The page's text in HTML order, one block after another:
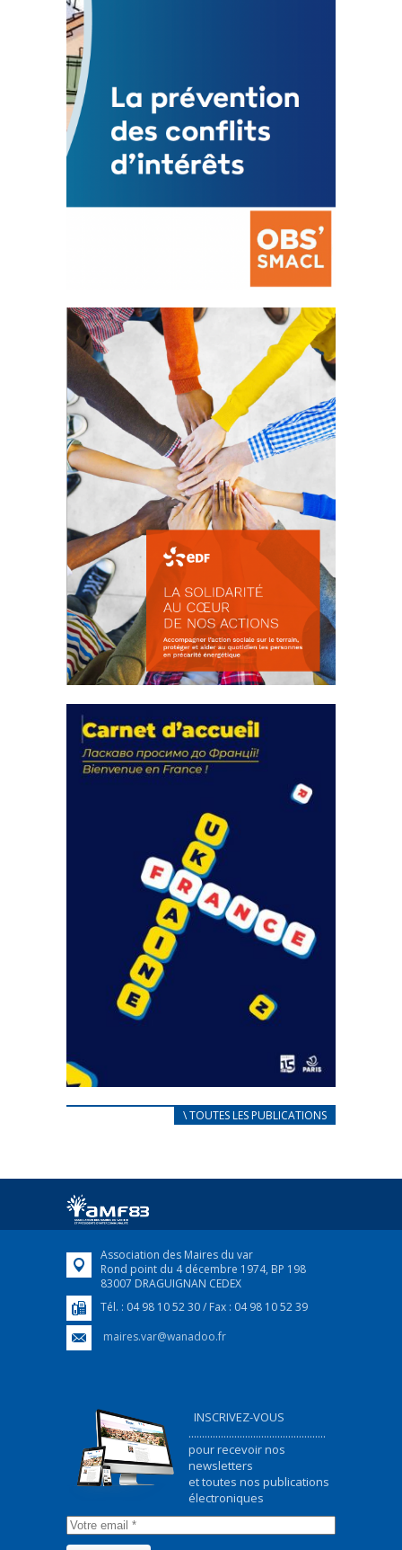
Mise à jour avril 2024
FEUILLETER
La prévention des conflits
d’intérêts
18 septembre 2023
FEUILLETER
actions
18 septembre 2023
FEUILLETER
CARNET D’ACCUEIL
Afin d’accompagner au mieux les réfugiés
FEUILLETER
\ TOUTES LES PUBLICATIONS
Association des Maires du var
Rond point du 4 décembre 1974, BP 198
83007 DRAGUIGNAN CEDEX
Tél. : 04 98 10 52 30 / Fax : 04 98 10 52 39
maires.var@wanadoo.fr
INSCRIVEZ-VOUS
...................................................
pour recevoir nos
newsletters
et toutes nos publications
électroniques